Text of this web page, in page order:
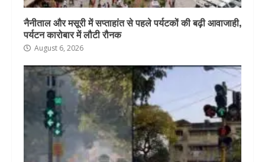
नैनीताल और मसूरी में सप्ताहांत से पहले पर्यटकों की बढ़ी आवाजाही,
पर्यटन कारोबार में लौटी रौनक
August 6, 2026